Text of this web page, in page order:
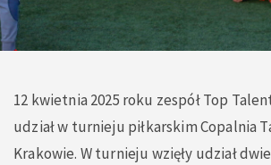
12 kwietnia 2025 roku zespół Top
udział w turnieju piłkarskim Copalnia
Krakowie. W turnieju wzięły udział